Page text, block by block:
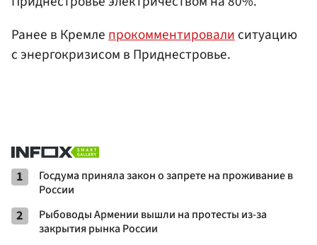
Ранее в Кремлепрокомментировалиситуацию
с энергокризисом в Приднестровье.
1
Госдума приняла закон о запрете на проживание в
России
2
Рыбоводы Армении вышли на протесты из-за
закрытия рынка России